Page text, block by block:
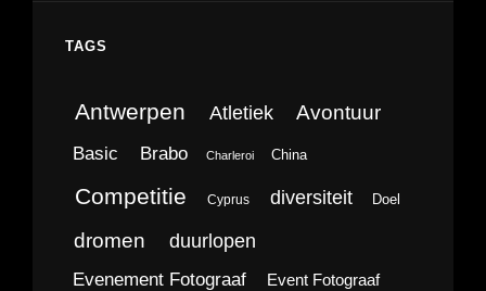
TAGS
Antwerpen Atletiek Avontuur
Basic Brabo Charleroi China
Competitie Cyprus diversiteit Doel
dromen duurlopen
Evenement Fotograaf Event Fotograaf